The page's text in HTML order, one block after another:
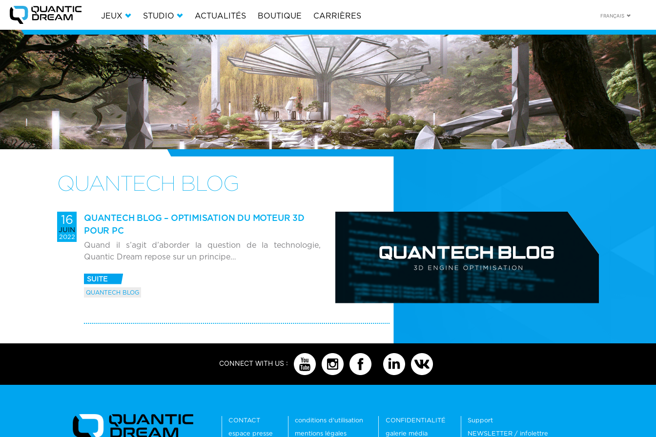
JEUX STUDIO ACTUALITÉS BOUTIQUE CARRIÈRES FRANÇAIS
QUANTECH BLOG
16
JUIN
2022
QUANTECH BLOG – OPTIMISATION DU MOTEUR 3D
POUR PC
Quand il s’agit d’aborder la question de la technologie,
Quantic Dream repose sur un principe…
SUITE
QUANTECH BLOG
CONNECT WITH US :
CONTACT
espace presse
conditions d'utilisation
mentions légales
CONFIDENTIALITÉ
galerie média
Support
NEWSLETTER / infolettre